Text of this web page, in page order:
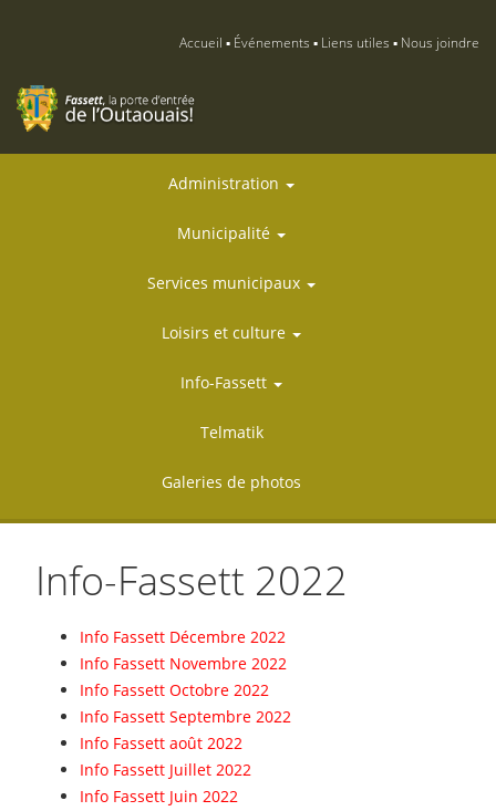
Accueil Événements Liens utiles Nous joindre
Administration
Municipalité
Services municipaux
Loisirs et culture
Info-Fassett
Telmatik
Galeries de photos
Info-Fassett 2022
Info Fassett Décembre 2022
Info Fassett Novembre 2022
Info Fassett Octobre 2022
Info Fassett Septembre 2022
Info Fassett août 2022
Info Fassett Juillet 2022
Info Fassett Juin 2022